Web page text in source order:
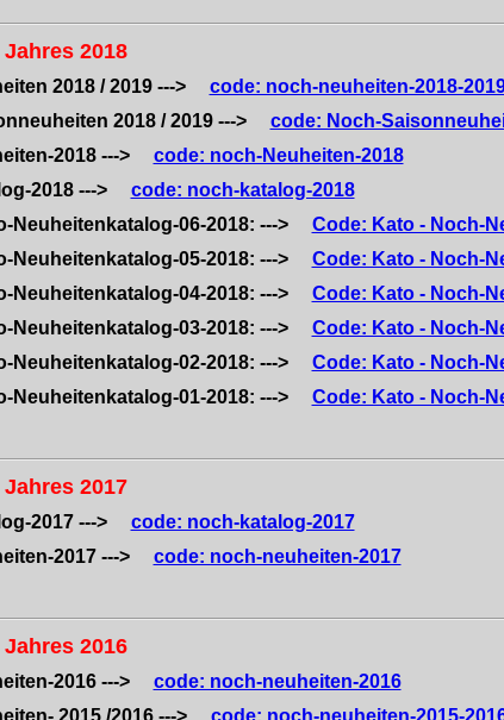
2018
2018 / 2019 ---> code: noch-neuheiten-2018-
2018 / 2019 ---> code: Noch-
2018 --->
code: noch-Neuheiten-2018
2018 --->
code: noch-katalog-2018
Neuheitenkatalog-06-2018: --->
Code: Kato - Noch-
Neuheitenkatalog-05-2018: --->
Code: Kato - Noch-
Neuheitenkatalog-04-2018: --->
Code: Kato - Noch-
Neuheitenkatalog-03-2018: --->
Code: Kato - Noch-
Neuheitenkatalog-02-2018: --->
Code: Kato - Noch-
Neuheitenkatalog-01-2018: --->
Code: Kato - Noch-
2017
2017 --->
code: noch-katalog-2017
2017 --->
code: noch-neuheiten-2017
2016
2016 --->
code: noch-neuheiten-2016
2015 /2016 --->
code: noch-neuheiten-2015-